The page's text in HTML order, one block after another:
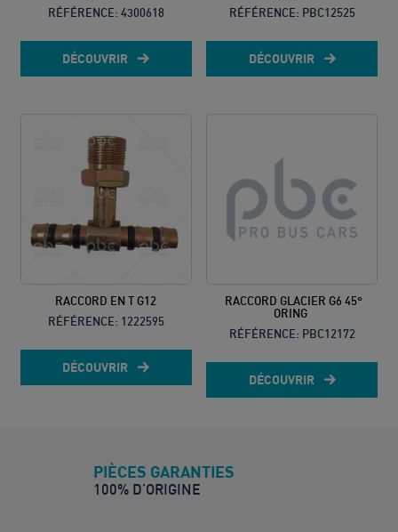
RÉFÉRENCE: 4300618
DÉCOUVRIR
RÉFÉRENCE: PBC12525
DÉCOUVRIR
RACCORD EN T G12
RÉFÉRENCE: 1222595
DÉCOUVRIR
RACCORD GLACIER G6 45°
ORING
RÉFÉRENCE: PBC12172
DÉCOUVRIR
PIÈCES GARANTIES
100% D’ORIGINE